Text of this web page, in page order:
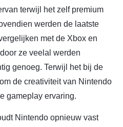
terwijl het zelf premium
werden de laatste
met de Xbox en
ze veelal werden
genoeg. Terwijl het bij de
de creativiteit van Nintendo
gameplay ervaring.
Nintendo opnieuw vast